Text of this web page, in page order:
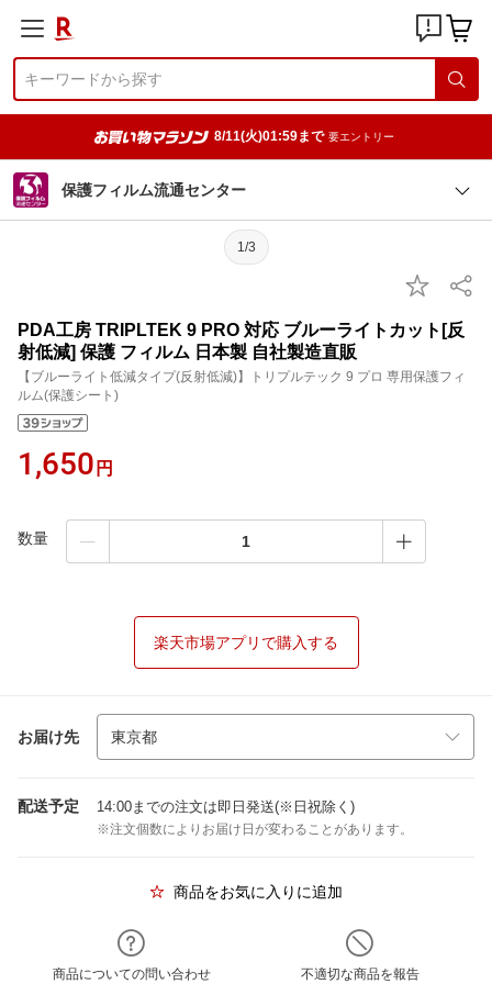
8/11(火)01:59まで 要エントリー
保護フィルム流通センター
1/3
PDA工房 TRIPLTEK 9 PRO 対応 ブルーライトカット[反
射低減] 保護 フィルム 日本製 自社製造直販
【ブルーライト低減タイプ(反射低減)】トリプルテック 9 プロ 専用保護フィ
ルム(保護シート)
1,650 円
数量
楽天市場アプリで購入する
お届け先
配送予定 14:00までの注文は即日発送(※日祝除く)
※注文個数によりお届け日が変わることがあります。
商品をお気に入りに追加
商品についての問い合わせ 不適切な商品を報告